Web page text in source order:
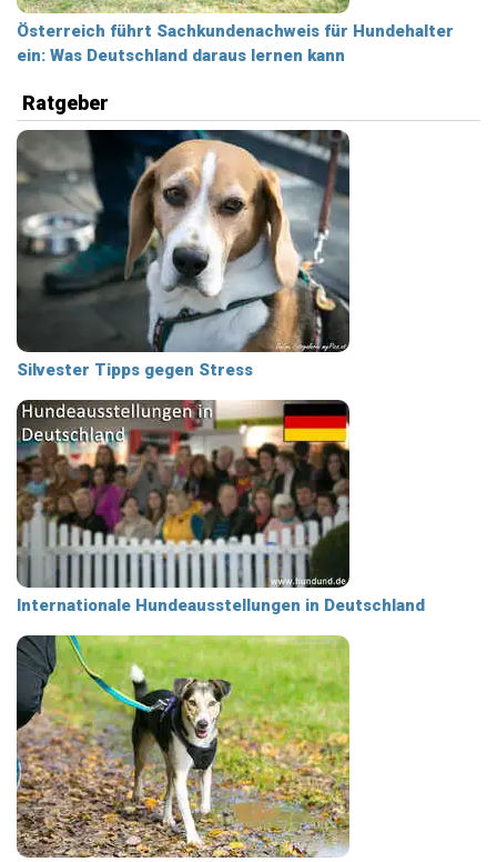
Österreich führt Sachkundenachweis für Hundehalter
ein: Was Deutschland daraus lernen kann
Ratgeber
Silvester Tipps gegen Stress
Internationale Hundeausstellungen in Deutschland